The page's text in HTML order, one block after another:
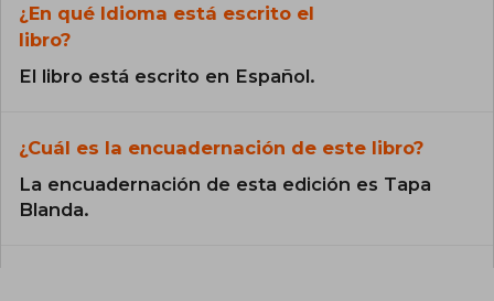
¿En qué Idioma está escrito el
libro?
El libro está escrito en Español.
¿Cuál es la encuadernación de este libro?
La encuadernación de esta edición es Tapa
Blanda.